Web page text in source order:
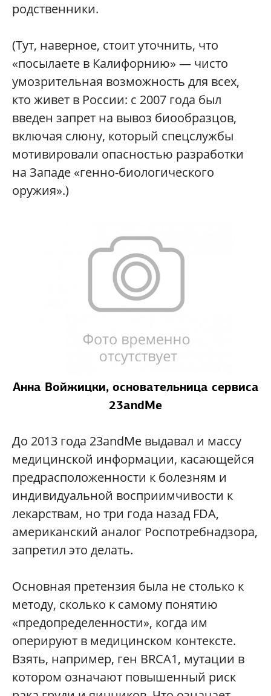
родственники.
(Тут, наверное, стоит уточнить, что
«посылаете в Калифорнию» — чисто
умозрительная возможность для всех,
кто живет в России: с 2007 года был
введен запрет на вывоз биообразцов,
включая слюну, который спецслужбы
мотивировали опасностью разработки
на Западе «генно-биологического
оружия».)
Анна Войжицки, основательница сервиса
23andMe
До 2013 года 23andMe выдавал и массу
медицинской информации, касающейся
предрасположенности к болезням и
индивидуальной восприимчивости к
лекарствам, но три года назад FDA,
американский аналог Роспотребнадзора,
запретил это делать.
Основная претензия была не столько к
методу, сколько к самому понятию
«предопределенности», когда им
оперируют в медицинском контексте.
Взять, например, ген BRCA1, мутации в
котором означают повышенный риск